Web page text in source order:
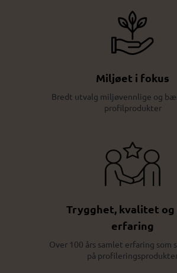
Miljøet i fokus
Bredt utvalg miljøvennlige og
profilprodukter
Trygghet, kvalitet og
erfaring
Over 100 års samlet erfaring som
på